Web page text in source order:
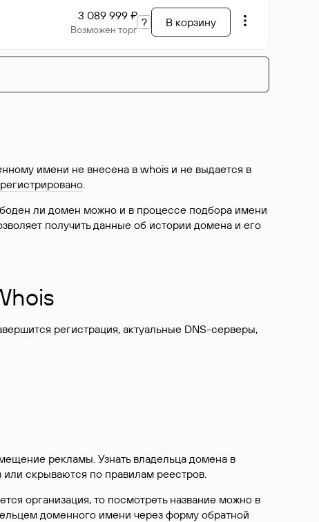
3 089 999 ₽
Возможен торг
? В корзину
имени не внесена в whois и не выдается в
.
ли домен можно и в процессе подбора имени
получить данные об истории домена и его
регистрация, актуальные DNS-серверы,
рекламы. Узнать владельца домена в
или скрываются по правилам реестров.
организация, то посмотреть название можно в
доменного имени через форму обратной